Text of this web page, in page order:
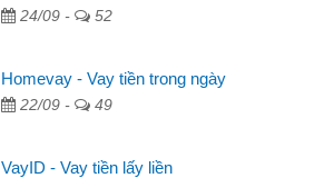
24/09 - 52
Homevay - Vay tiền trong ngày
22/09 - 49
VayID - Vay tiền lấy liền